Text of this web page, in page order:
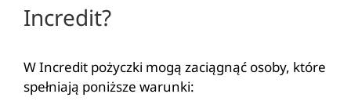
Incredit?
W Incredit pożyczki mogą zaciągnąć osoby, które
spełniają poniższe warunki: